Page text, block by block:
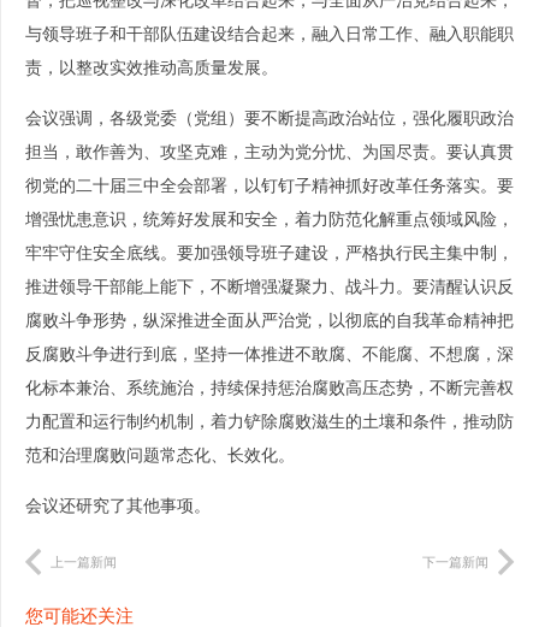
与领导班子和干部队伍建设结合起来，融入日常工作、融入职能职
责，以整改实效推动高质量发展。
会议强调，各级党委（党组）要不断提高政治站位，强化履职政治
担当，敢作善为、攻坚克难，主动为党分忧、为国尽责。要认真贯
彻党的二十届三中全会部署，以钉钉子精神抓好改革任务落实。要
增强忧患意识，统筹好发展和安全，着力防范化解重点领域风险，
牢牢守住安全底线。要加强领导班子建设，严格执行民主集中制，
推进领导干部能上能下，不断增强凝聚力、战斗力。要清醒认识反
腐败斗争形势，纵深推进全面从严治党，以彻底的自我革命精神把
反腐败斗争进行到底，坚持一体推进不敢腐、不能腐、不想腐，深
化标本兼治、系统施治，持续保持惩治腐败高压态势，不断完善权
力配置和运行制约机制，着力铲除腐败滋生的土壤和条件，推动防
范和治理腐败问题常态化、长效化。
会议还研究了其他事项。
上一篇新闻 下一篇新闻
您可能还关注